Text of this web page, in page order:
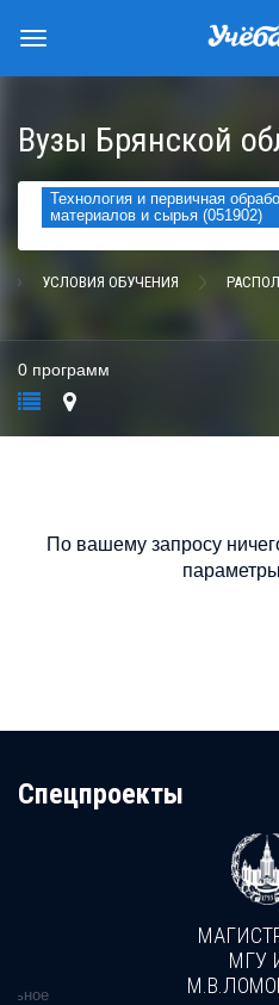
Вузы Брянской
Технология и первичная
материалов и сырья (051902)
УСЛОВИЯ ОБУЧЕНИЯ
0 программ
По вашему запросу
Cпецпроекты
МГУ